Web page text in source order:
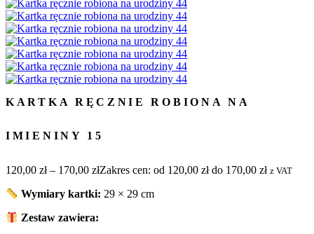
KARTKA RĘCZNIE ROBIONA NA
IMIENINY 15
120,00 zł – 170,00 złZakres cen: od 120,00 zł do 170,00 zł z VAT
Wymiary kartki: 29 × 29 cm
Zestaw zawiera: